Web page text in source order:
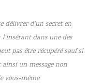
délivrer d’un secret en
dans une des
pas être récupéré sauf si
ainsi un message non
vous-même.